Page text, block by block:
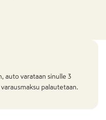
auto varataan sinulle 3
palautetaan.